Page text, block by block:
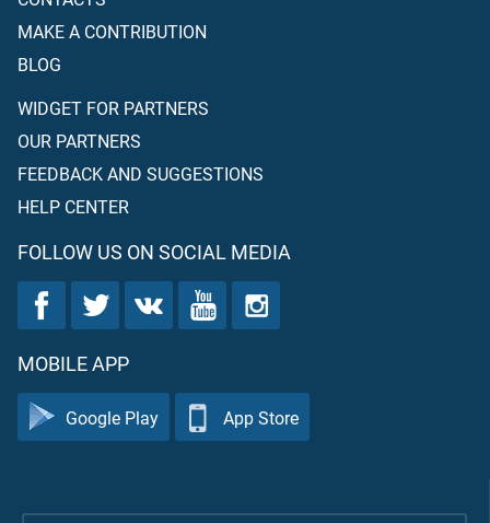
MAKE A CONTRIBUTION
BLOG
WIDGET FOR PARTNERS
OUR PARTNERS
FEEDBACK AND SUGGESTIONS
HELP CENTER
FOLLOW US ON SOCIAL MEDIA
MOBILE APP
Google Play App Store